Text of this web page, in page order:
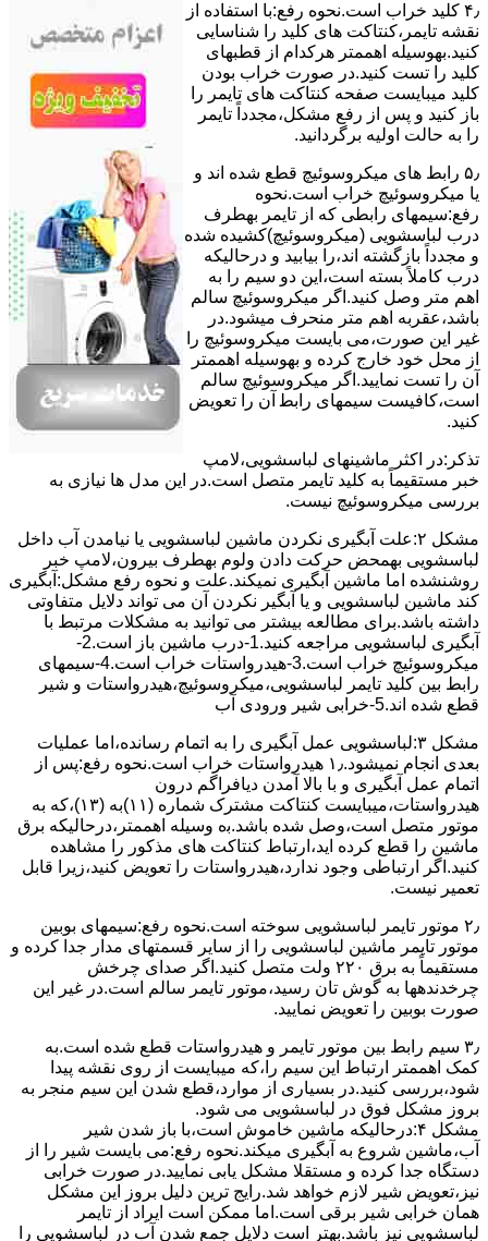
۴٫ ﮐﻠﯿﺪ ﺧﺮاب اﺳﺖ.نحوه رفع:ﺑﺎ اﺳﺘﻔﺎده از
ﻧﻘﺸﻪ ﺗﺎﯾﻤﺮ،ﮐﻨﺘﺎﮐﺖ ﻫﺎی ﮐﻠﯿﺪ را ﺷﻨﺎﺳﺎﯾﯽ
کنید.بهوسیله اهممتر هرکدام از قطبهای
ﮐﻠﯿﺪ را ﺗﺴﺖ ﮐﻨﯿﺪ.در ﺻﻮرت ﺧﺮاب ﺑﻮدن
ﮐﻠﯿﺪ میبایست ﺻﻔﺤﻪ ﮐﻨﺘﺎﮐﺖ ﻫﺎی ﺗﺎﯾﻤﺮ را
باز کنید و ﭘﺲ از رﻓﻊ مشکل،مجدداً ﺗﺎﯾﻤﺮ
را به حالت اوﻟﯿﻪ برگردانید.
۵٫ رابط های ﻣﯿﮑﺮوﺳﻮﺋﯿﭻ ﻗﻄﻊ شده اند و
ﯾﺎ ﻣﯿﮑﺮوﺳﻮﺋﯿﭻ ﺧﺮاب اﺳﺖ.نحوه
رفع:سیمهای راﺑﻄﯽ ﮐﻪ از ﺗﺎﯾﻤﺮ بهطرف
درب لباسشویی (ﻣﯿﮑﺮوﺳﻮﺋﯿﭻ)کشیده شده
و مجدداً بازگشته اند،را ﺑﯿﺎﺑﯿﺪ و درحالیکه
درب کاملاً ﺑﺴﺘﻪ اﺳﺖ،اﯾﻦ دو ﺳﯿﻢ را ﺑﻪ
اﻫﻢ ﻣﺘﺮ وصل کنید.اﮔﺮ ﻣﯿﮑﺮوﺳﻮﺋﯿﭻ ﺳﺎﻟﻢ
ﺑﺎﺷﺪ،ﻋﻘﺮﺑﻪ اهم متر ﻣﻨﺤﺮف میشود.در
ﻏﯿﺮ اﯾﻦ ﺻﻮرت،می بایست ﻣﯿﮑﺮوﺳﻮﺋﯿﭻ را
از ﻣﺤﻞ خود ﺧﺎرج کرده و بهوسیله اهممتر
آن را ﺗﺴﺖ ﻧﻤﺎﯾﯿﺪ.اﮔﺮ ﻣﯿﮑﺮوﺳﻮﺋﯿﭻ ﺳﺎﻟﻢ
اﺳﺖ،ﮐﺎﻓﯿﺴﺖ سیمهای راﺑﻄ آن را ﺗﻌﻮﯾﺾ
کنید.
ﺗﺬﮐﺮ:در اﮐﺜﺮ ماشینهای لباسشویی،ﻻﻣﭗ
ﺧﺒﺮ مستقیماً ﺑﻪ ﮐﻠﯿﺪ ﺗﺎﯾﻤﺮ ﻣﺘﺼﻞ اﺳﺖ.در اﯾﻦ مدل ها ﻧﯿﺎزی ﺑﻪ
بررسی ﻣﯿﮑﺮوﺳﻮﺋﯿﭻ نیست.
مشکل ۲:علت آبگیری نکردن ماشین لباسشویی یا نیامدن آب داخل
لباسشویی بهمحض ﺣﺮﮐﺖ دادن وﻟﻮم بهطرف ﺑﯿﺮون،ﻻﻣﭗ ﺧﺒﺮ
روشنشده اﻣﺎ ﻣﺎﺷﯿﻦ آﺑﮕﯿﺮی نمیکند.ﻋﻠﺖ و نحوه رﻓﻊ مشکل:آبگیری
کند ماشین لباسشویی و یا آبگیر نکردن آن می تواند دلایل متفاوتی
داشته باشد.برای مطالعه بیشتر می توانید به مشکلات مرتبط با
آبگیری لباسشویی مراجعه کنید.1-درب ﻣﺎﺷﯿﻦ ﺑﺎز اﺳﺖ.2-
ﻣﯿﮑﺮوﺳﻮﺋﯿﭻ ﺧﺮاب اﺳﺖ.3-ﻫﯿﺪرواﺳﺘﺎت ﺧﺮاب اﺳﺖ.4-سیمهای
راﺑﻂ ﺑﯿﻦ ﮐﻠﯿﺪ ﺗﺎﯾﻤﺮ لباسشویی،ﻣﯿﮑﺮوﺳﻮﺋﯿﭻ،ﻫﯿﺪرواﺳﺘﺎت و ﺷﯿﺮ
ﻗﻄﻊ ﺷﺪه اند.5-خرابی شیر ورودی آب
مشکل ۳:لباسشویی ﻋﻤﻞ آﺑﮕﯿﺮی را ﺑﻪ اﺗﻤﺎم رﺳﺎﻧﺪه،اﻣﺎ ﻋﻤﻠﯿﺎت
ﺑﻌﺪی اﻧﺠﺎم نمیشود.۱٫ ﻫﯿﺪرواﺳﺘﺎت ﺧﺮاب اﺳﺖ.نحوه رﻓﻊ:ﭘﺲ از
اﺗﻤﺎم عمل آﺑﮕﯿﺮی و ﺑﺎ ﺑﺎﻻ آﻣﺪن دﯾﺎﻓﺮاﮔﻢ درون
ﻫﯿﺪرواﺳﺘﺎت،میبایست ﮐﻨﺘﺎﮐﺖ ﻣﺸﺘﺮک شماره (۱۱)به (۱۳)،ﮐﻪ ﺑﻪ
ﻣﻮﺗﻮر ﻣﺘﺼﻞ اﺳﺖ،وﺻﻞ ﺷﺪه ﺑﺎﺷﺪ.ﺑه وسیله اهممتر،درحالیکه ﺑﺮق
ﻣﺎﺷﯿﻦ را ﻗﻄﻊ کرده اید،ارﺗﺒﺎط ﮐﻨﺘﺎﮐﺖ ﻫﺎی ﻣﺬﮐﻮر را ﻣﺸﺎﻫﺪه
کنید.اﮔﺮ ارﺗﺒﺎطی وجود ندارد،ﻫﯿﺪرواﺳﺘﺎت را ﺗﻌﻮﯾﺾ ﮐﻨﯿﺪ،زﯾﺮا قابل
ﺗﻌﻤﯿﺮ نیست.
۲٫ ﻣﻮﺗﻮر ﺗﺎﯾﻤﺮ لباسشویی ﺳﻮﺧﺘﻪ اﺳﺖ.نحوه رﻓﻊ:سیمهای ﺑﻮﺑﯿﻦ
ﻣﻮﺗﻮر ﺗﺎﯾﻤﺮ ماشین لباسشویی را از ﺳﺎﯾﺮ قسمتهای ﻣﺪار ﺟﺪا کرده و
مستقیماً ﺑﻪ برق ۲۲۰ وﻟﺖ ﻣﺘﺼﻞ کنید.اﮔﺮ ﺻﺪای ﭼﺮﺧﺶ
چرخدندهها به گوش تان رﺳﯿﺪ،ﻣﻮﺗﻮر ﺗﺎﯾﻤﺮ ﺳﺎﻟﻢ اﺳﺖ.در ﻏﯿﺮ اﯾﻦ
ﺻﻮرت ﺑﻮﺑﯿﻦ را ﺗﻌﻮﯾﺾ ﻧﻤﺎﯾﯿﺪ.
۳٫ ﺳﯿﻢ راﺑﻂ ﺑﯿﻦ ﻣﻮﺗﻮر ﺗﺎﯾﻤﺮ و ﻫﯿﺪرواﺳﺘﺎت ﻗﻄﻊ ﺷﺪه اﺳﺖ.به
کمک اهممتر ارﺗﺒﺎط اﯾﻦ ﺳﯿﻢ را،ﮐﻪ میبایست از روی ﻧﻘﺸﻪ ﭘﯿﺪا
ﺷﻮد،بررسی ﮐﻨﯿﺪ.در ﺑﺴﯿﺎری از موارد،ﻗﻄﻊ ﺷﺪن اﯾﻦ ﺳﯿﻢ ﻣﻨﺠﺮ ﺑﻪ
ﺑﺮوز مشکل ﻓﻮق در لباسشویی می شود.
مشکل ۴:درحالیکه ﻣﺎﺷﯿﻦ ﺧﺎﻣﻮش اﺳﺖ،ﺑﺎ ﺑﺎز ﺷﺪن ﺷﯿﺮ
آب،ﻣﺎﺷﯿﻦ ﺷﺮوع ﺑﻪ آﺑﮕﯿﺮی میکند.نحوه رﻓﻊ:می بایست ﺷﯿﺮ را از
دستگاه جدا کرده و مستقلا مشکل یابی نمایید.در صورت خرابی
نیز،تعویض شیر لازم خواهد شد.رایج ترین دلیل بروز این مشکل
همان خرابی شیر برقی است.اما ممکن است ایراد از تایمر
لباسشویی نیز باشد.بهتر است دلایل جمع شدن آب در لباسشویی را